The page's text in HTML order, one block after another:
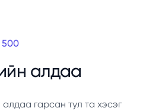
500
алдаа
гарсан тул та хэсэг